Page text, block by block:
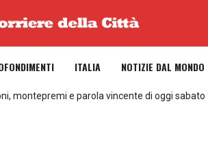
ITALIA NOTIZIE DAL MONDO
montepremi e parola vincente di oggi sabato